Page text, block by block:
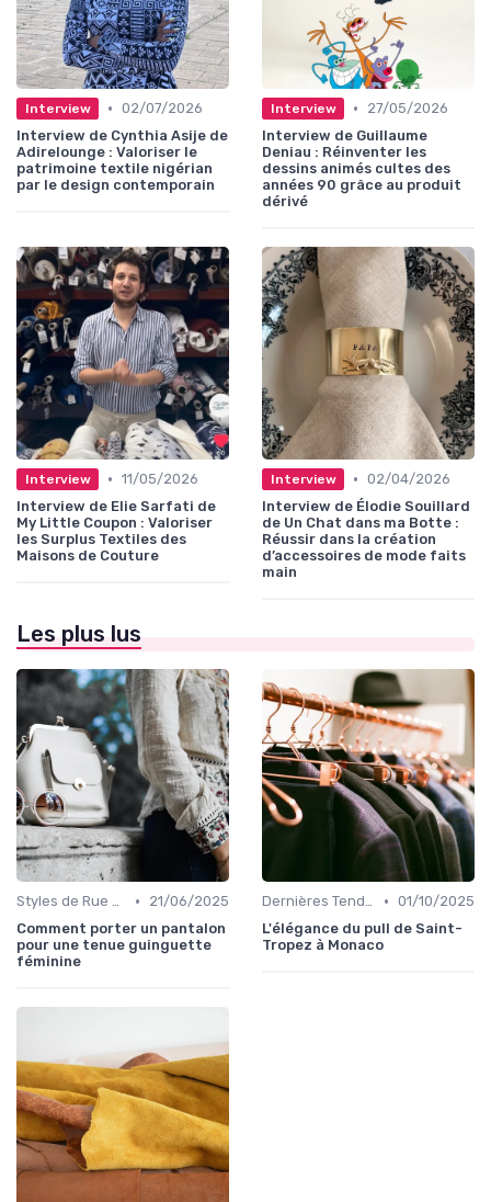
Interview • 02/07/2026
Interview de Cynthia Asije de
Adirelounge : Valoriser le
patrimoine textile nigérian
par le design contemporain
Interview •
27/05/2026
Interview de Guillaume
Deniau : Réinventer les
dessins animés cultes des
années 90 grâce au produit
dérivé
Interview • 11/05/2026
Interview de Elie Sarfati de
My Little Coupon : Valoriser
les Surplus Textiles des
Maisons de Couture
Interview • 02/04/2026
Interview de Élodie Souillard
de Un Chat dans ma Botte :
Réussir dans la création
d’accessoires de mode faits
main
Les plus lus
Styles de Rue et Looks du Moment •
21/06/2025
Comment porter un pantalon
pour une tenue guinguette
féminine
Dernières Tendances de Mode • 01/10/2025
L'élégance du pull de Saint-
Tropez à Monaco